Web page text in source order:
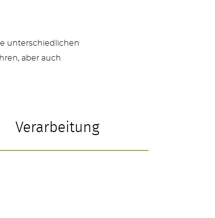
unterschiedlichen
aber auch
Verarbeitung